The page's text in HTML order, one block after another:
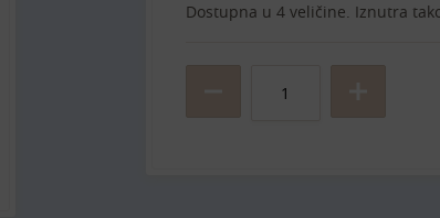
Dostupna u 4 veličine. Iznutra